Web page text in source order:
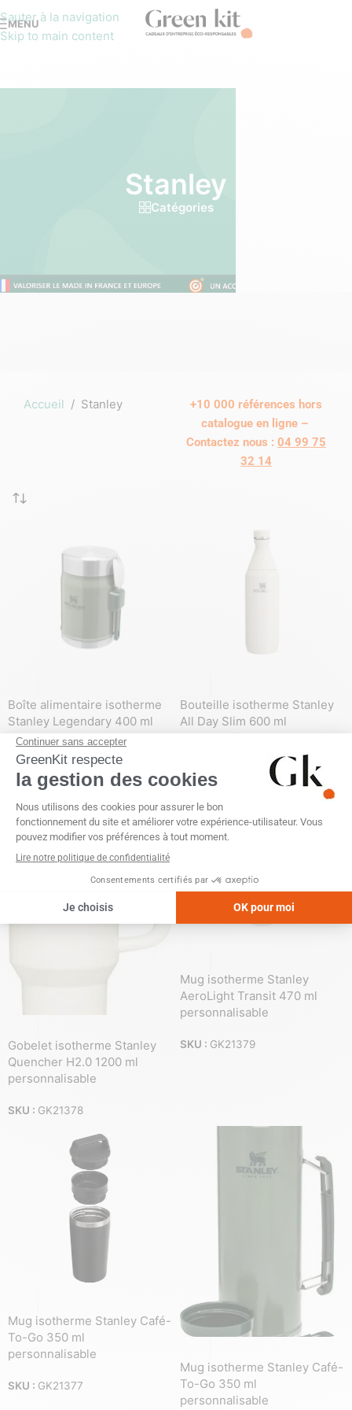
Sauter à la navigation
Skip to main content
MENU
Stanley
Catégories
Accueil / Stanley
+10 000 références hors
catalogue en ligne –
Contactez nous : 04 99 75
32 14
Boîte alimentaire isotherme
Stanley Legendary 400 ml
avec spork personnalisable
SKU : GK21383
Bouteille isotherme Stanley
All Day Slim 600 ml
personnalisable
SKU :
Gobelet isotherme Stanley
Quencher H2.0 1200 ml
personnalisable
SKU : GK21378
Mug isotherme Stanley
AeroLight Transit 470 ml
personnalisable
SKU : GK21379
Mug isotherme Stanley Café-
To-Go 350 ml
personnalisable
SKU : GK21377
Mug isotherme Stanley Café-
To-Go 350 ml
personnalisable